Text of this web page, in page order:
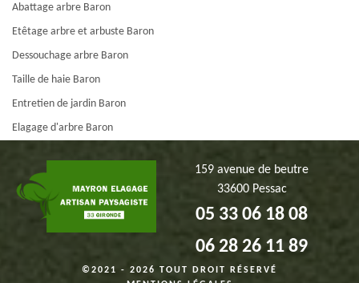
Abattage arbre Baron
Etêtage arbre et arbuste Baron
Dessouchage arbre Baron
Taille de haie Baron
Entretien de jardin Baron
Elagage d'arbre Baron
159 avenue de beutre
33600 Pessac
05 33 06 18 08
06 28 26 11 89
©2021 - 2026 TOUT DROIT RÉSERVÉ